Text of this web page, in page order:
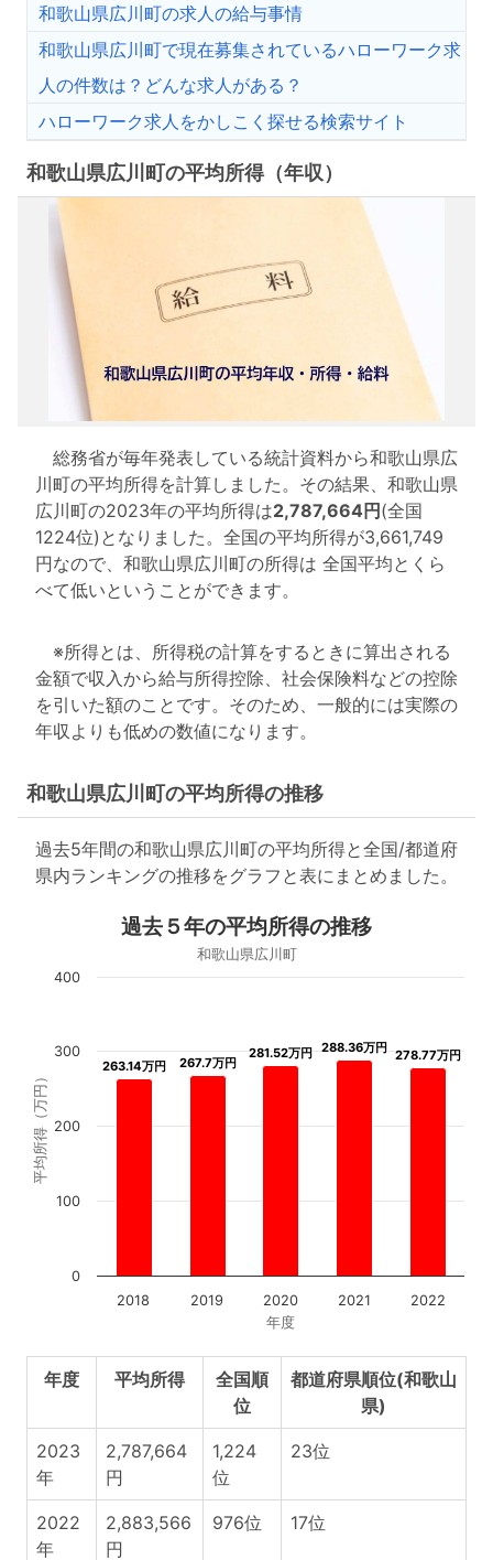
和歌山県広川町の求人の給与事情
和歌山県広川町で現在募集されているハローワーク求
人の件数は？どんな求人がある？
ハローワーク求人をかしこく探せる検索サイト
和歌山県広川町の平均所得（年収）
総務省が毎年発表している統計資料から和歌山県広
川町の平均所得を計算しました。その結果、和歌山県
広川町の2023年の平均所得は2,787,664円(全国
1224位)となりました。全国の平均所得が3,661,749
円なので、和歌山県広川町の所得は 全国平均とくら
べて低いということができます。
※所得とは、所得税の計算をするときに算出される
金額で収入から給与所得控除、社会保険料などの控除
を引いた額のことです。そのため、一般的には実際の
年収よりも低めの数値になります。
和歌山県広川町の平均所得の推移
過去5年間の和歌山県広川町の平均所得と全国/都道府
県内ランキングの推移をグラフと表にまとめました。
年度
平均所得（万円）
過去５年の平均所得の推移
和歌山県広川町
263.14万円
263.14万円 267.7万円
267.7万円
281.52万円
281.52万円 288.36万円
288.36万円 278.77万円
278.77万円
2018 2019 2020 2021 2022
0
100
200
300
400
年度 平均所得
全国順
位
都道府県順位(和歌山
県)
2023
年
2,787,664
円
1,224
位
23位
2022
年
2,883,566
円
976位 17位